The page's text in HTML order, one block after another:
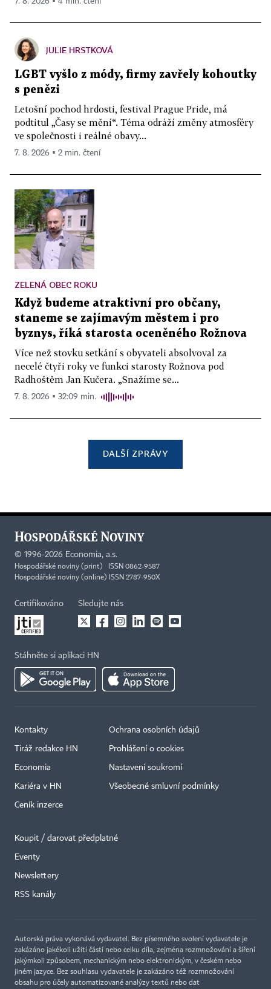
JULIE HRSTKOVÁ
LGBT vyšlo z módy, firmy zavřely kohoutky
s penězi
Letošní pochod hrdosti, festival Prague Pride, má
podtitul „Časy se mění“. Téma odráží změny atmosféry
ve společnosti i reálné obavy...
7. 8. 2026 ▪ 2 min. čtení
ZELENÁ OBEC ROKU
Když budeme atraktivní pro občany,
staneme se zajímavým městem i pro
byznys, říká starosta oceněného Rožnova
Více než stovku setkání s obyvateli absolvoval za
necelé čtyři roky ve funkci starosty Rožnova pod
Radhoštěm Jan Kučera. „Snažíme se...
7. 8. 2026 ▪ 32:09 min.
DALŠÍ ZPRÁVY
© 1996-2026 Economia, a.s.
Hospodářské noviny (print) ISSN 0862-9587
Hospodářské noviny (online) ISSN 2787-950X
Certifikováno Sledujte nás
Stáhněte si aplikaci HN
Kontakty
Tiráž redakce HN
Economia
Kariéra v HN
Ceník inzerce
Ochrana osobních údajů
Prohlášení o cookies
Nastavení soukromí
Všeobecné smluvní podmínky
Koupit / darovat předplatné
Eventy
Newslettery
RSS kanály
Autorská práva vykonává vydavatel. Bez písemného svolení vydavatele je
zakázáno jakékoli užití částí nebo celku díla, zejména rozmnožování a šíření
jakýmkoli způsobem, mechanickým nebo elektronickým, v českém nebo
jiném jazyce. Bez souhlasu vydavatele je zakázáno též rozmnožování
obsahu pro účely automatizované analýzy textů nebo dat